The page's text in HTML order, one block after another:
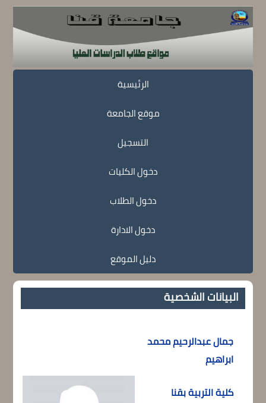
الرئيسية
موقع الجامعة
التسجيل
دخول الكليات
دخول الطلاب
دخول الادارة
دليل الموقع
البيانات الشخصية
جمال عبدالرحيم محمد
ابراهيم
كلية التربية بقنا